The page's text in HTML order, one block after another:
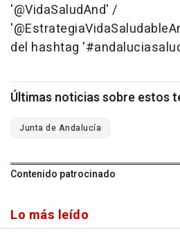
'@VidaSaludAnd' /
del hashtag
Últimas noticias sobre estos
Junta de Andalucía
Contenido patrocinado
Lo más leído